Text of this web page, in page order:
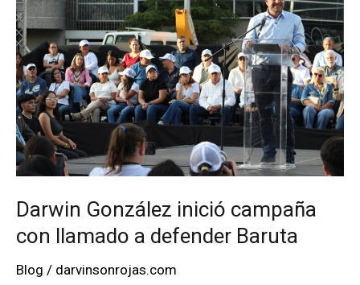
riña
en
Baruta
Darwin González inició campaña
con llamado a defender Baruta
Blog / darvinsonrojas.com